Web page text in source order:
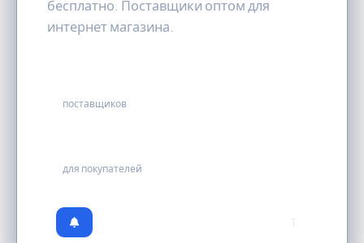
бесплатно. Поставщики оптом для
интернет магазина.
поставщиков
для покупателей
1